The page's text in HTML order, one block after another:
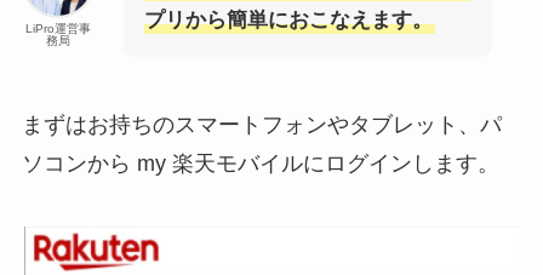
LiPro運営事
務局
プリから簡単におこなえます。
まずはお持ちのスマートフォンやタブレット、パ
ソコンから my 楽天モバイルにログインします。